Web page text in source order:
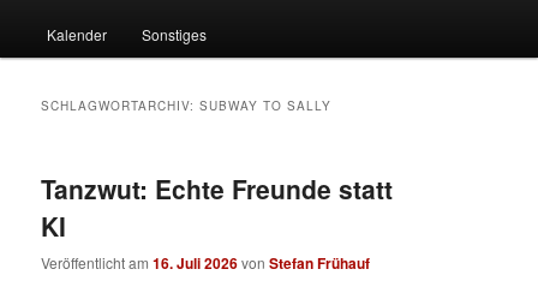
Kalender Sonstiges
SCHLAGWORTARCHIV:SUBWAY TO SALLY
Tanzwut: Echte Freunde statt
KI
Veröffentlicht am16. Juli 2026vonStefan Frühauf